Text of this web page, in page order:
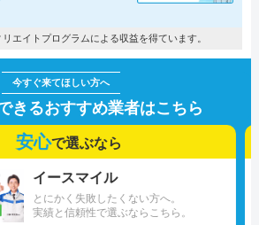
エイトプログラムによる収益を得ています。
きるおすすめ業者はこちら
安心で選ぶなら
とにかく失敗したくない方へ。
実績と信頼性で選ぶならこちら。
イースマイル